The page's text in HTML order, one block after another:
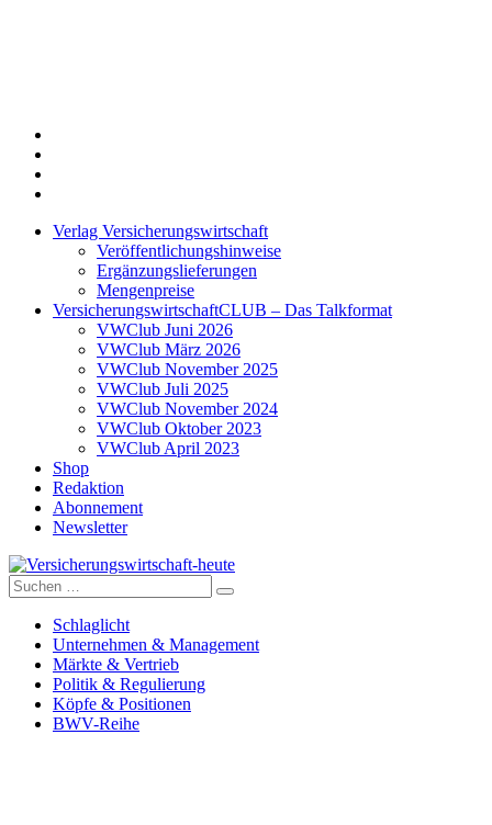
Verlag Versicherungswirtschaft
Veröffentlichungshinweise
Ergänzungslieferungen
Mengenpreise
VersicherungswirtschaftCLUB – Das Talkformat
VWClub Juni 2026
VWClub März 2026
VWClub November 2025
VWClub Juli 2025
VWClub November 2024
VWClub Oktober 2023
VWClub April 2023
Shop
Redaktion
Abonnement
Newsletter
Versicherungswirtschaft-heute
Suche
nach:
Schlaglicht
Unternehmen & Management
Märkte & Vertrieb
Politik & Regulierung
Köpfe & Positionen
BWV-Reihe